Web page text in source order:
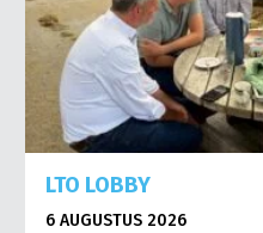
LTO LOBBY
6 AUGUSTUS 2026